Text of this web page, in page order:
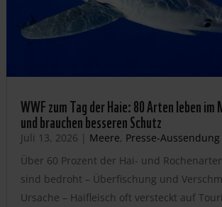
WWF zum Tag der Haie: 80 Arten leben
und brauchen besseren Schutz
Juli 13, 2026 | Meere, Presse-Aussendung
Über 60 Prozent der Hai- und
sind bedroht – Überfischung und
Ursache – Haifleisch oft versteckt auf